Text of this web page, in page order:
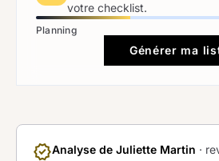
votre checklist.
Planning
Générer ma
verifiedAnalyse de Juliette Martin ·